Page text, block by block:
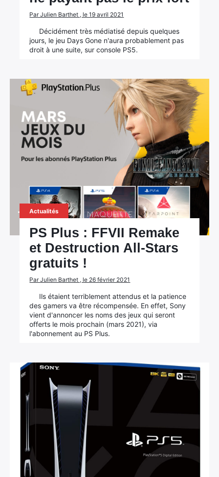
Par Julien Barthet , le 19 avril 2021
Décidément très médiatisé depuis quelques
jours, le jeu Days Gone n'aura probablement pas
droit à une suite, sur console PS5.
Actualités
PS Plus : FFVII Remake
et Destruction All-Stars
gratuits !
Par Julien Barthet , le 26 février 2021
Ils étaient terriblement attendus et la patience
des gamers va être récompensée. En effet, Sony
vient d'annoncer les noms des jeux qui seront
offerts le mois prochain (mars 2021), via
l'abonnement au PS Plus.